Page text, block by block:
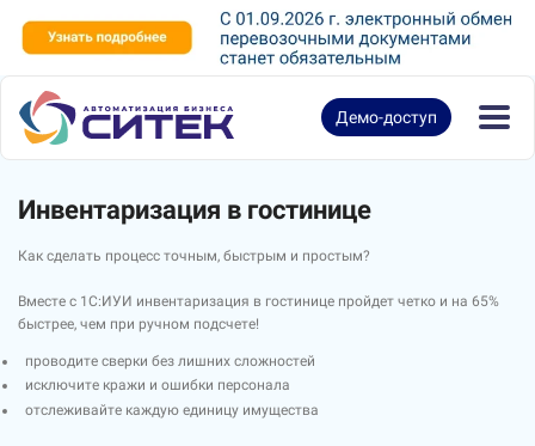
Демо-доступ
Инвентаризация в гостинице
Как сделать процесс точным, быстрым и простым?
Вместе с 1С:ИУИ инвентаризация в гостинице пройдет четко и на 65%
быстрее, чем при ручном подсчете!
проводите сверки без лишних сложностей
исключите кражи и ошибки персонала
отслеживайте каждую единицу имущества